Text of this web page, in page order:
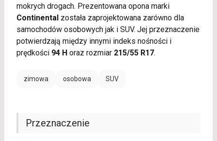
mokrych drogach. Prezentowana opona marki
Continentalzostała zaprojektowana zarówno dla
samochodów osobowych jak i SUV. Jej przeznaczenie
potwierdzają między innymi indeks nośności i
prędkości 94 Horaz rozmiar 215/55 R17.
zimowa osobowa SUV
Przeznaczenie